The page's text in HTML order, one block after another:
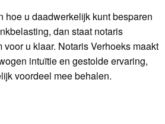
hoe u daadwerkelijk kunt besparen
dan staat notaris
voor u klaar. Notaris Verhoeks maakt
intuïtie en gestolde ervaring,
voordeel mee behalen.